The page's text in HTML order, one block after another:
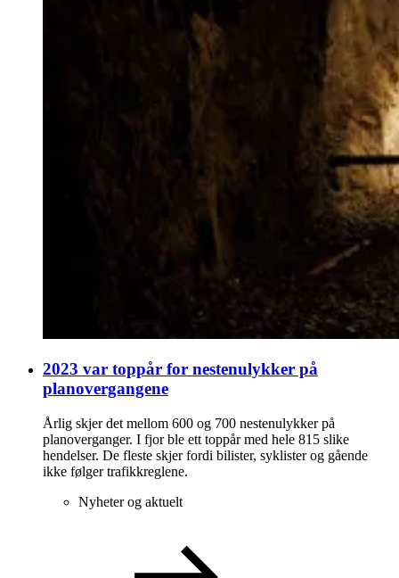
2023 var toppår for nestenulykker på
planovergangene
Årlig skjer det mellom 600 og 700 nestenulykker på
planoverganger. I fjor ble ett toppår med hele 815 slike
hendelser. De fleste skjer fordi bilister, syklister og gående
ikke følger trafikkreglene.
Nyheter og aktuelt